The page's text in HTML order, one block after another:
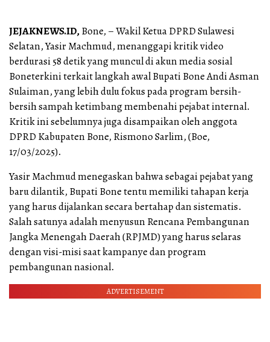
JEJAKNEWS.ID,Bone, – Wakil Ketua DPRD Sulawesi
Selatan, Yasir Machmud, menanggapi kritik video
berdurasi 58 detik yang muncul di akun media sosial
Boneterkini terkait langkah awal Bupati Bone Andi Asman
Sulaiman, yang lebih dulu fokus pada program bersih-
bersih sampah ketimbang membenahi pejabat internal.
Kritik ini sebelumnya juga disampaikan oleh anggota
DPRD Kabupaten Bone, Rismono Sarlim, (Boe,
17/03/2025).
Yasir Machmud menegaskan bahwa sebagai pejabat yang
baru dilantik, Bupati Bone tentu memiliki tahapan kerja
yang harus dijalankan secara bertahap dan sistematis.
Salah satunya adalah menyusun Rencana Pembangunan
Jangka Menengah Daerah (RPJMD) yang harus selaras
dengan visi-misi saat kampanye dan program
pembangunan nasional.
ADVERTISEMENT